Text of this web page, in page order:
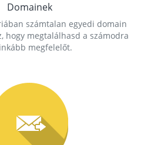
Domainek
számtalan egyedi domain
hogy megtalálhasd a számodra
megfelelőt.